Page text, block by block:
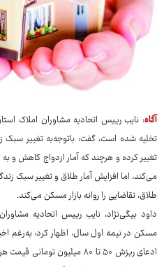
آگاه: نایب رییس اتحادیه مشاوران املاک
تخلیه شده است، گفت: باتوجه‌به تغییر
تغییر کرده و هرچند که آمار ازدواج کاهش و
می‌کند، اما افزایش آمار طلاق و تغییر سبک
طلاق، تقاضایی را روانه بازار مسکن می‌کند.
داود بیگی‌نژاد، نایب رییس اتحادیه
مسکن در نیمه اول سال، اظهار کرد: به‌رغم
ادعای ریزش ۵۰ تا ۸۰ میلیون